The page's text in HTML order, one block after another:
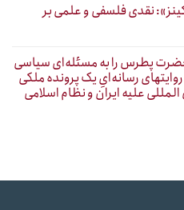
نقدی فلسفی و علمی بر
پطرس را به مسئله‌ای سیاسی
رسانه‌ایِ یک پرونده ملکی
علیه ایران و نظام اسلامی